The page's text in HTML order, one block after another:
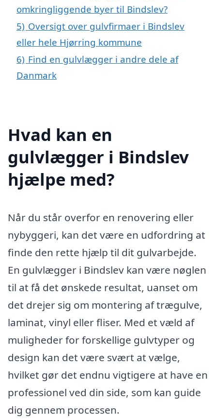
omkringliggende byer til Bindslev?
5) Oversigt over gulvfirmaer i Bindslev
eller hele Hjørring kommune
6) Find en gulvlægger i andre dele af
Danmark
Hvad kan en
gulvlægger i Bindslev
hjælpe med?
Når du står overfor en renovering eller
nybyggeri, kan det være en udfordring at
finde den rette hjælp til dit gulvarbejde.
En gulvlægger i Bindslev kan være nøglen
til at få det ønskede resultat, uanset om
det drejer sig om montering af trægulve,
laminat, vinyl eller fliser. Med et væld af
muligheder for forskellige gulvtyper og
design kan det være svært at vælge,
hvilket gør det endnu vigtigere at have en
professionel ved din side, som kan guide
dig gennem processen.